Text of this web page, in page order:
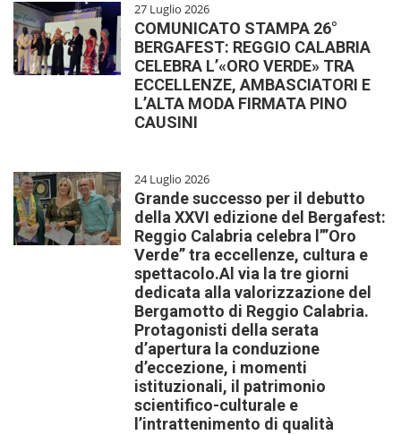
27 Luglio 2026
COMUNICATO STAMPA ​26°
BERGAFEST: REGGIO CALABRIA
CELEBRA L’«ORO VERDE» TRA
ECCELLENZE, AMBASCIATORI E
L’ALTA MODA FIRMATA PINO
CAUSINI
24 Luglio 2026
​Grande successo per il debutto
della XXVI edizione del Bergafest:
Reggio Calabria celebra l’”Oro
Verde” tra eccellenze, cultura e
spettacolo.Al via la tre giorni
dedicata alla valorizzazione del
Bergamotto di Reggio Calabria.
Protagonisti della serata
d’apertura la conduzione
d’eccezione, i momenti
istituzionali, il patrimonio
scientifico-culturale e
l’intrattenimento di qualità